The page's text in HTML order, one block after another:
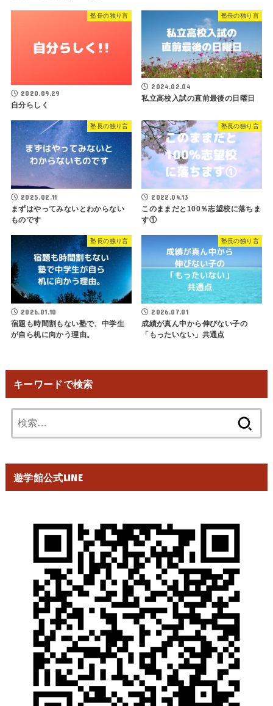
塾長の独り言
2020.09.29
自分らしく
塾長の独り言
2024.02.04
私立高校入試の直前最後の日曜日
塾長の独り言
2025.02.11
まずはやってみないとわからない
ものです
塾長の独り言
2022.04.13
このままだと100％志望校に落ちま
す①
塾長の独り言
2026.01.10
宿題も時間割もない塾で、中学生
が自ら机に向かう理由。
塾長の独り言
2026.07.01
成績が真ん中から伸びない子の
「もったいない」共通点
キーワードで検索
索:
遊学館公式LINE